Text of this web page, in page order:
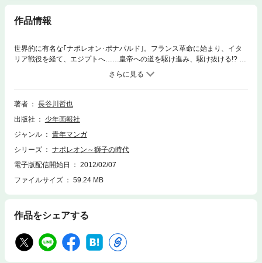
作品情報
世界的に有名な｢ナポレオン･ポナパルド｣。フランス革命に始まり、イタ
リア戦役を経て、エジプトへ……皇帝への道を駆け進み、駆け抜ける!? 教
科書では教えてくれない生々しい真理の姿。英雄らしくない血みどろ、汗
の臭い一人の｢漢｣が、獅子のごとく吠える。吼える!? 皇帝の指示の先にあ
るのは光り輝く常勝の歴史か!? それとも……芸術的戦略と彼を囲む男達の
勇姿に刮目せよ!!?
著者
長谷川哲也
出版社
少年画報社
ジャンル
青年マンガ
シリーズ
ナポレオン～獅子の時代
電子版配信開始日
2012/02/07
ファイルサイズ
59.24 MB
作品をシェアする